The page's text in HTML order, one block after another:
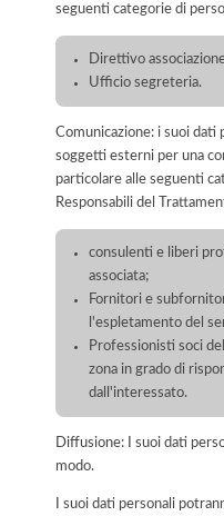
seguenti categorie di
Direttivo
Ufficio segreteria.
Comunicazione: i suoi dati
soggetti esterni per una
particolare alle seguenti
Responsabili del
consulenti e liberi
associata;
Fornitori e
l'espletamento del
Professionisti soci
zona in grado di
dall'interessato.
Diffusione: I suoi dati
modo.
I suoi dati personali